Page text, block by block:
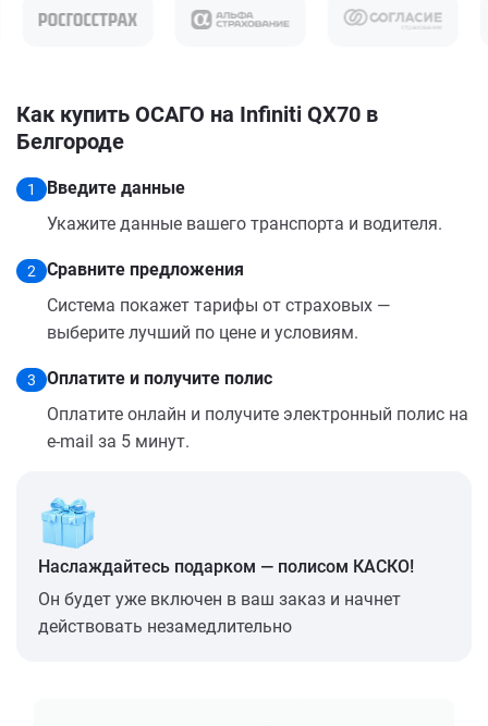
Как купить ОСАГО на Infiniti QX70 в
Белгороде
1
Введите данные
Укажите данные вашего транспорта и водителя.
2
Сравните предложения
Система покажет тарифы от страховых —
выберите лучший по цене и условиям.
3
Оплатите и получите полис
Оплатите онлайн и получите электронный полис на
e-mail за 5 минут.
Наслаждайтесь подарком — полисом КАСКО!
Он будет уже включен в ваш заказ и начнет
действовать незамедлительно